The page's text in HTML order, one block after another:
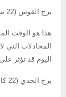
برج القوس (22 تشرين الثاني – 21 كانون الأول)
هذا هو الوقت
المجادلات التي
اليوم قد تؤثر
برج الجدي (22 كانون الأول – 19 كانون الثاني)